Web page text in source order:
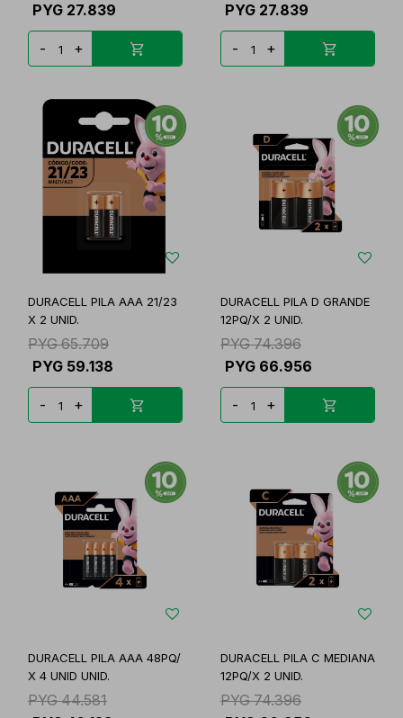
PYG 27.839
- +
PYG 27.839
- +
DURACELL PILA AAA 21/23
X 2 UNID.
PYG 65.709
PYG 59.138
- +
DURACELL PILA D GRANDE
12PQ/X 2 UNID.
PYG 74.396
PYG 66.956
- +
DURACELL PILA AAA 48PQ/
X 4 UNID UNID.
PYG 44.581
DURACELL PILA C MEDIANA
12PQ/X 2 UNID.
PYG 74.396